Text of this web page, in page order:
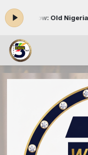
now: Old Nigerian